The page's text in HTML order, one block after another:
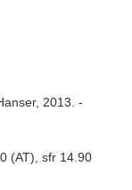
2013. -
(AT), sfr 14.90